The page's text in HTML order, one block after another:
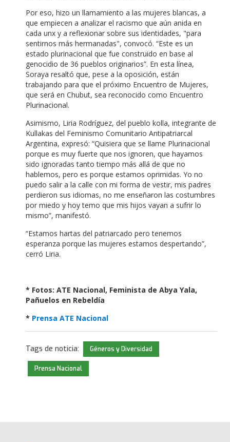
Por eso, hizo un llamamiento a las mujeres blancas, a
que empiecen a analizar el racismo que aún anida en
cada unx y a reflexionar sobre sus identidades, "para
sentirnos más hermanadas", convocó. “Este es un
estado plurinacional que fue construido en base al
genocidio de 36 pueblos originarios”. En esta línea,
Soraya resaltó que, pese a la oposición, están
trabajando para que el próximo Encuentro de Mujeres,
que será en Chubut, sea reconocido como Encuentro
Plurinacional.
Asimismo, Liria Rodríguez, del pueblo kolla, integrante de
Kullakas del Feminismo Comunitario Antipatriarcal
Argentina, expresó: “Quisiera que se llame Plurinacional
porque es muy fuerte que nos ignoren, que hayamos
sido ignoradas tanto tiempo más allá de que no
hablemos, pero es porque estamos oprimidas. Yo no
puedo salir a la calle con mi forma de vestir, mis padres
perdieron sus idiomas, no me enseñaron las costumbres
por miedo y hoy temo que mis hijos vayan a sufrir lo
mismo”, manifestó.
“Estamos hartas del patriarcado pero tenemos
esperanza porque las mujeres estamos despertando”,
cerró Liria.
* Fotos: ATE Nacional, Feminista de Abya Yala,
Pañuelos en Rebeldía
* Prensa ATE Nacional
Tags de noticia: Géneros y Diversidad
Prensa Nacional